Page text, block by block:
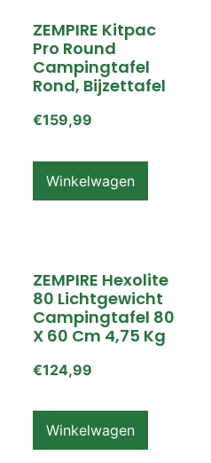
ZEMPIRE Kitpac
Pro Round
Campingtafel
Rond, Bijzettafel
€159,99
Winkelwagen
ZEMPIRE Hexolite
80 Lichtgewicht
Campingtafel 80
X 60 Cm 4,75 Kg
€124,99
Winkelwagen